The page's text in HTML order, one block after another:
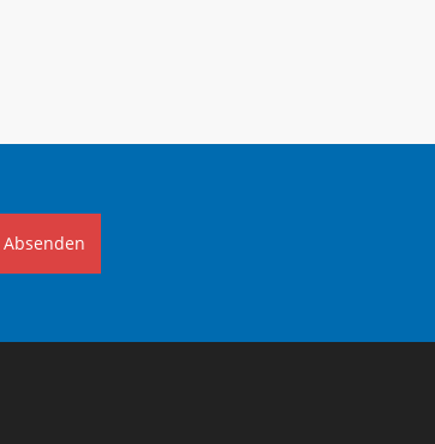
Absenden